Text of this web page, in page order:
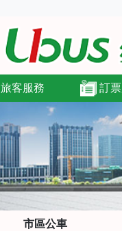
旅客服務 訂
市區公車